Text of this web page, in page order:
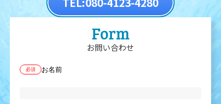
Form
お問い合わせ
必須 お名前